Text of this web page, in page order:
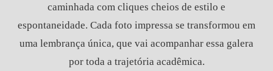
caminhada com cliques cheios de estilo e
espontaneidade. Cada foto impressa se transformou em
uma lembrança única, que vai acompanhar essa galera
por toda a trajetória acadêmica.